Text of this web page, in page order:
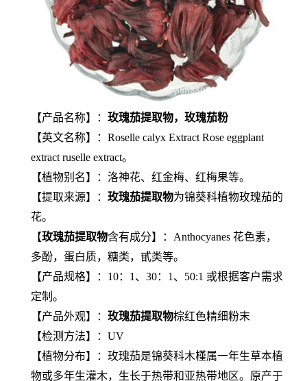
【产品名称】： 玫瑰茄提取物，玫瑰茄粉
【英文名称】：Roselle calyx Extract Rose eggplant
extract ruselle extract。
【植物别名】：洛神花、红金梅、红梅果等。
【提取来源】： 玫瑰茄提取物为锦葵科植物玫瑰茄的
花。
【玫瑰茄提取物含有成分】：Anthocyanes 花色素，
多酚，蛋白质，糖类，甙类等。
【产品规格】：10：1、30：1、50:1 或根据客户需求
定制。
【产品外观】： 玫瑰茄提取物棕红色精细粉末
【检测方法】：UV
【植物分布】：玫瑰茄是锦葵科木槿属一年生草本植
物或多年生灌木，生长于热带和亚热带地区。原产于